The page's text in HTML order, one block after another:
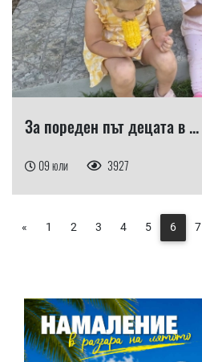
За пореден път децата в ...
09 юли 3927
« 1 2 3 4 5 6 7